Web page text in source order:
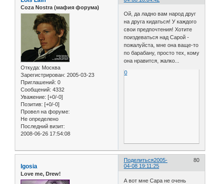
Coza Nostra (мафия форума)
Откуда: Москва
Зарегистрирован: 2005-03-23
Приглашений: 0
Сообщений: 4332
Уважение: [+0/-0]
Позитив: [+0/-0]
Провел на форуме:
Не определено
Последний визит:
2008-06-26 17:54:08
Ой, да ладно вам народ друг
на друга кидаться! У каждого
свои предпочтения! Хотите
поиздеваться над Сарой -
пожалуйста, мне она ваще-то
по барабану, просто тех, кому
она нравится, жалко...
0
Поделиться 80
2005-
04-08 19:11:25
Igosia
Love me, Drew!
А вот мне Сара не очень